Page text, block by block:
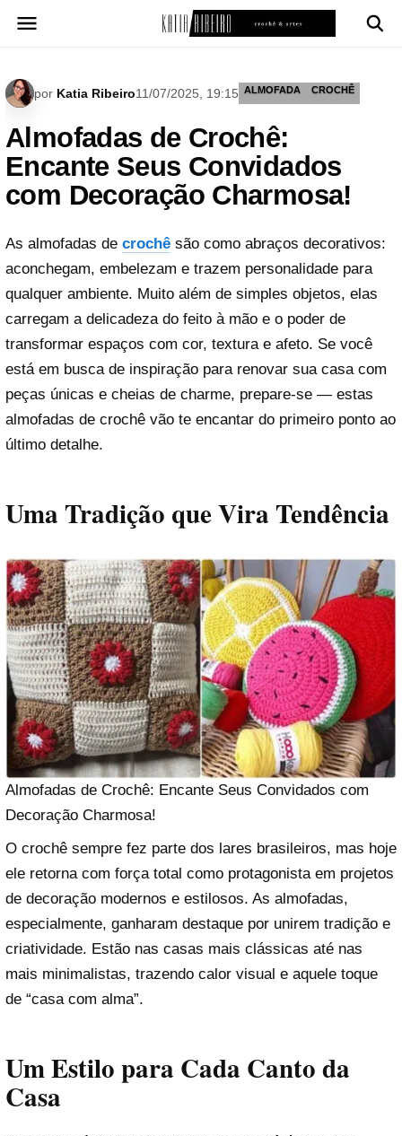
para
por Katia Ribeiro11/07/2025, 19:15 ALMOFADA CROCHÊ
Almofadas de Crochê:
Encante Seus Convidados
com Decoração Charmosa!
As almofadas de crochê são como abraços decorativos:
aconchegam, embelezam e trazem personalidade para
qualquer ambiente. Muito além de simples objetos, elas
carregam a delicadeza do feito à mão e o poder de
transformar espaços com cor, textura e afeto. Se você
está em busca de inspiração para renovar sua casa com
peças únicas e cheias de charme, prepare-se — estas
almofadas de crochê vão te encantar do primeiro ponto ao
último detalhe.
Uma Tradição que Vira Tendência
Almofadas de Crochê: Encante Seus Convidados com
Decoração Charmosa!
O crochê sempre fez parte dos lares brasileiros, mas hoje
ele retorna com força total como protagonista em projetos
de decoração modernos e estilosos. As almofadas,
especialmente, ganharam destaque por unirem tradição e
criatividade. Estão nas casas mais clássicas até nas
mais minimalistas, trazendo calor visual e aquele toque
de “casa com alma”.
Um Estilo para Cada Canto da
Casa